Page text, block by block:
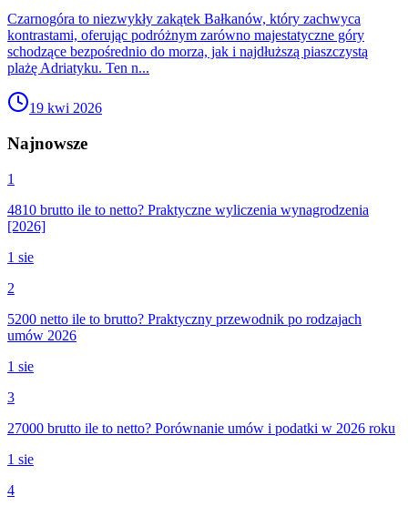
Czarnogóra to niezwykły zakątek Bałkanów, który zachwyca
kontrastami, oferując podróżnym zarówno majestatyczne góry
schodzące bezpośrednio do morza, jak i najdłuższą piaszczystą
plażę Adriatyku. Ten n...
19 kwi 2026
Najnowsze
1
4810 brutto ile to netto? Praktyczne wyliczenia wynagrodzenia
[2026]
1 sie
2
5200 netto ile to brutto? Praktyczny przewodnik po rodzajach
umów 2026
1 sie
3
27000 brutto ile to netto? Porównanie umów i podatki w 2026 roku
1 sie
4